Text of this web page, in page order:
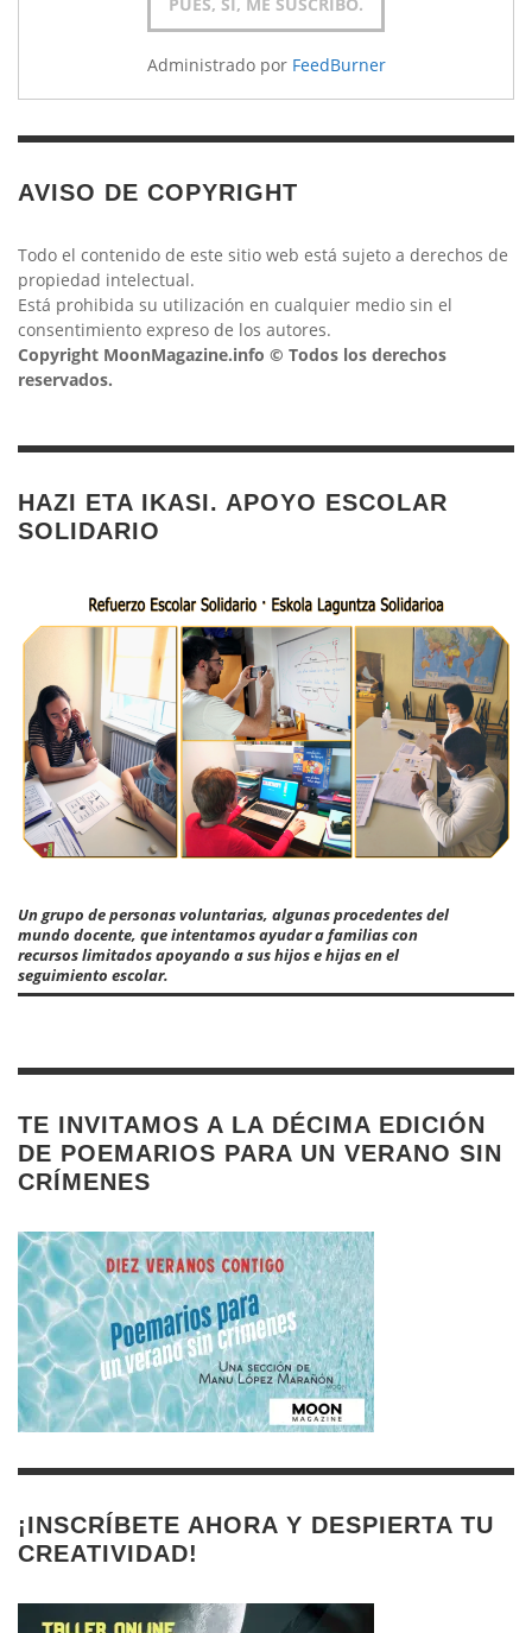
Administrado por FeedBurner
AVISO DE COPYRIGHT
Todo el contenido de este sitio web está sujeto a derechos de
propiedad intelectual.
Está prohibida su utilización en cualquier medio sin el
consentimiento expreso de los autores.
Copyright MoonMagazine.info © Todos los derechos
reservados.
HAZI ETA IKASI. APOYO ESCOLAR
SOLIDARIO
Un grupo de personas voluntarias, algunas procedentes del
mundo docente, que intentamos ayudar a familias con
recursos limitados apoyando a sus hijos e hijas en el
seguimiento escolar.
TE INVITAMOS A LA DÉCIMA EDICIÓN
DE POEMARIOS PARA UN VERANO SIN
CRÍMENES
¡INSCRÍBETE AHORA Y DESPIERTA TU
CREATIVIDAD!